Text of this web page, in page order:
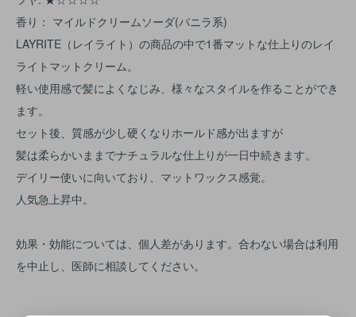
香り： マイルドクリームソーダ(バニラ系)
LAYRITE（レイライト）の商品の中で1番マットな仕上りのレイ
ライトマットクリーム。
軽い使用感で髪によくなじみ、様々なスタイルを作ることができ
ます。
セット後、質感が少し硬くなりホールド感が出ますが
髪は柔らかいままでナチュラルな仕上りが一日中続きます。
デイリー使いに向いており、マットワックス感覚。
人気急上昇中。
効果・効能については、個人差があります。合わない場合は利用
を中止し、医師に相談してください。